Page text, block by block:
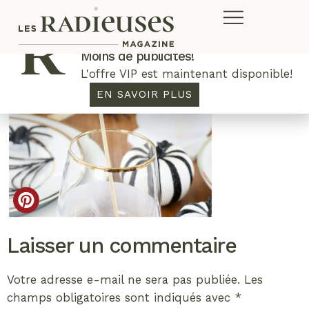
Laisser un commentaire
Votre adresse e-mail ne sera pas publiée. Les
champs obligatoires sont indiqués avec *
Plus de concours. Plus de rabais.
Moins de publicités!
L'offre VIP est maintenant disponible!
EN SAVOIR PLUS